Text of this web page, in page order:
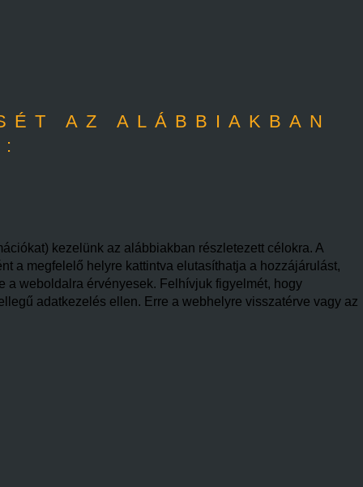
AZ ALÁBBIAKBAN
kezelünk az alábbiakban részletezett célokra. A
a megfelelő helyre kattintva elutasíthatja a hozzájárulást,
a weboldalra érvényesek. Felhívjuk figyelmét, hogy
adatkezelés ellen. Erre a webhelyre visszatérve vagy az